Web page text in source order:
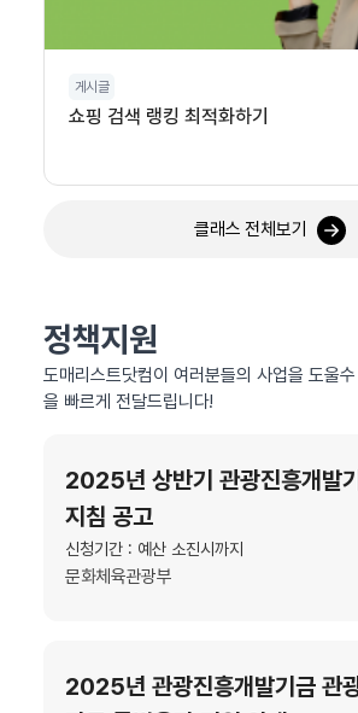
게시글
쇼핑 검색 랭킹 최적화하기
클래스 전체보기
정책지원
도매리스트닷컴이 여러분들의 사업을 도울
을 빠르게 전달드립니다!
2025년 상반기 관광진흥개발
지침 공고
신청기간 : 예산 소진시까지
문화체육관광부
2025년 관광진흥개발기금 관